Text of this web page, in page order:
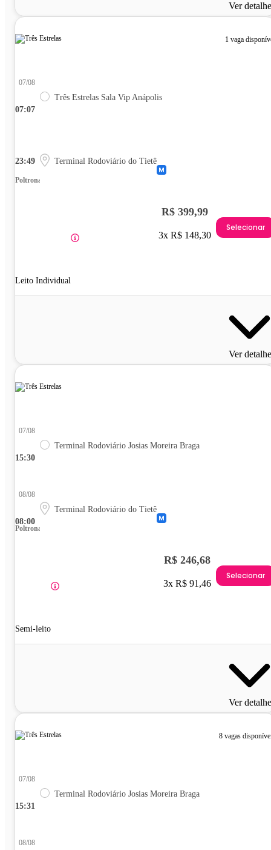
Ver
1 vaga
07:07
07/08
Três Estrelas Sala Vip Anápolis
23:49 Terminal Rodoviário do Tietê
Poltrona
Leito Individual
R$ 399,99
3x R$ 148,30
Selecionar
Ver
15:30
07/08
Terminal Rodoviário Josias Moreira Braga
08:00
08/08
Terminal Rodoviário do Tietê
Poltrona
Semi-leito
R$ 246,68
3x R$ 91,46
Selecionar
Ver
8 vagas
15:31
07/08
Terminal Rodoviário Josias Moreira Braga
08/08